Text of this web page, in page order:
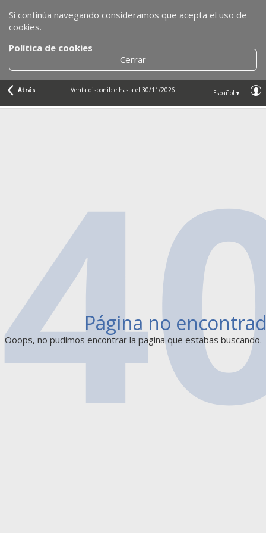
Si continúa navegando consideramos que acepta el uso de
cookies.
Política de cookies
Cerrar
Atrás Venta disponible hasta el 30/11/2026 Español ▾
Página no
Ooops, no pudimos encontrar la pagina que estabas buscando.